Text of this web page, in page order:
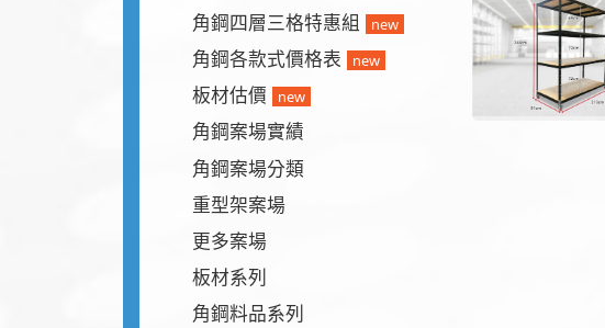
角鋼四層三格特惠組
new
角鋼各款式價格表 new
板材估價 new
角鋼案場實績
角鋼案場分類
重型架案場
更多案場
板材系列
角鋼料品系列